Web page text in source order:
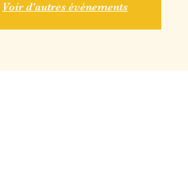
Voir d'autres événements